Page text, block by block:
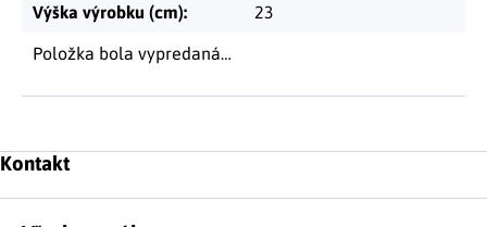
Výška výrobku (cm): 23
Položka bola vypredaná…
Zápätie
Kontakt